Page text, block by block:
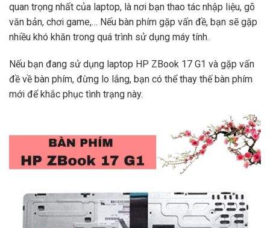
quan trọng nhất của laptop, là nơi bạn thao tác nhập liệu, gõ
văn bản, chơi game,… Nếu bàn phím gặp vấn đề, bạn sẽ gặp
nhiều khó khăn trong quá trình sử dụng máy tính.
Nếu bạn đang sử dụng laptop HP ZBook 17 G1 và gặp vấn
đề về bàn phím, đừng lo lắng, bạn có thể thay thế bàn phím
mới để khắc phục tình trạng này.